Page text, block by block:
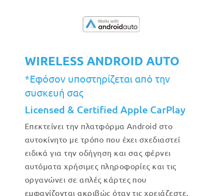
WIRELESS ANDROID AUTO
*Εφόσον υποστηρίζεται από την
συσκευή σας
Licensed & Certified Apple CarPlay
Επεκτείνει την πλατφόρμα Android στο
αυτοκίνητο με τρόπο που έχει σχεδιαστεί
ειδικά για την οδήγηση και σας φέρνει
αυτόματα χρήσιμες πληροφορίες και τις
οργανώνει σε απλές κάρτες που
εμφανίζονται ακριβώς όταν τις χρειάζεστε.